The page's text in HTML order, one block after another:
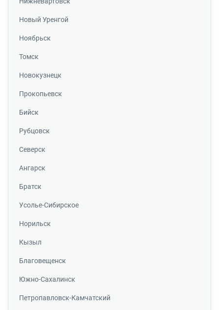
Новый Уренгой
Ноябрьск
Томск
Новокузнецк
Прокопьевск
Бийск
Рубцовск
Северск
Ангарск
Братск
Усолье-Сибирское
Норильск
Кызыл
Благовещенск
Южно-Сахалинск
Петропавловск-Камчатский